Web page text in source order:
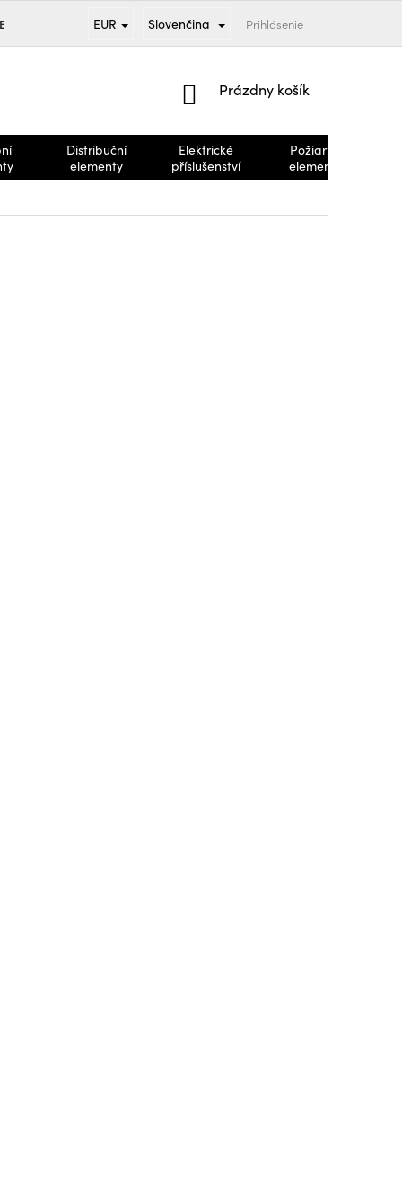
PREDÁVANÉ ZNAČKY OBCHODNÉ PODMIENKY
EUR Slovenčina Prihlásenie
NÁKUPNÝ
Prázdny košík
Distribuční
elementy
Elektrické
příslušenství
Požiarne
elementy